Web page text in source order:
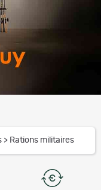
> Rations militaires